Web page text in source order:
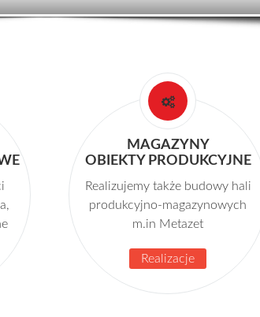
MAGAZYNY
OBIEKTY PRODUKCYJNE
Realizujemy także budowy hali
produkcyjno-magazynowych
m.in Metazet
Realizacje